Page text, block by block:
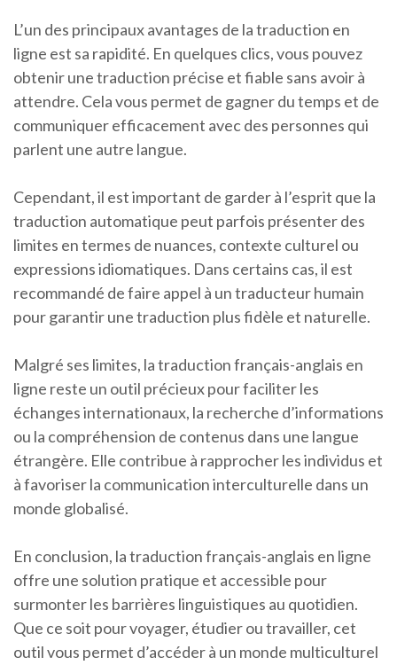
L’un des principaux avantages de la traduction en
ligne est sa rapidité. En quelques clics, vous pouvez
obtenir une traduction précise et fiable sans avoir à
attendre. Cela vous permet de gagner du temps et de
communiquer efficacement avec des personnes qui
parlent une autre langue.
Cependant, il est important de garder à l’esprit que la
traduction automatique peut parfois présenter des
limites en termes de nuances, contexte culturel ou
expressions idiomatiques. Dans certains cas, il est
recommandé de faire appel à un traducteur humain
pour garantir une traduction plus fidèle et naturelle.
Malgré ses limites, la traduction français-anglais en
ligne reste un outil précieux pour faciliter les
échanges internationaux, la recherche d’informations
ou la compréhension de contenus dans une langue
étrangère. Elle contribue à rapprocher les individus et
à favoriser la communication interculturelle dans un
monde globalisé.
En conclusion, la traduction français-anglais en ligne
offre une solution pratique et accessible pour
surmonter les barrières linguistiques au quotidien.
Que ce soit pour voyager, étudier ou travailler, cet
outil vous permet d’accéder à un monde multiculturel